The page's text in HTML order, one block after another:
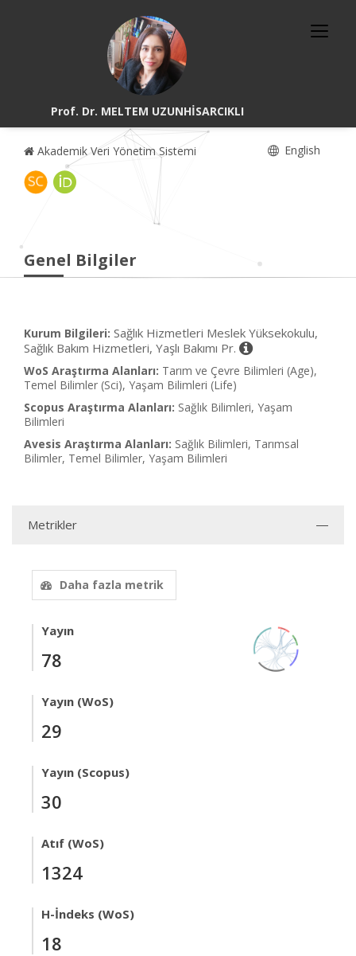
Prof. Dr. MELTEM UZUNHİSARCIKLI
Akademik Veri Yönetim Sistemi English
Genel Bilgiler
Kurum Bilgileri: Sağlık Hizmetleri Meslek Yüksekokulu,
Sağlık Bakım Hizmetleri, Yaşlı Bakımı Pr.
WoS Araştırma Alanları: Tarım ve Çevre Bilimleri (Age),
Temel Bilimler (Sci), Yaşam Bilimleri (Life)
Scopus Araştırma Alanları: Sağlık Bilimleri, Yaşam
Bilimleri
Avesis Araştırma Alanları: Sağlık Bilimleri, Tarımsal
Bilimler, Temel Bilimler, Yaşam Bilimleri
Metrikler
Daha fazla metrik
Yayın
78
Yayın (WoS)
29
Yayın (Scopus)
30
Atıf (WoS)
1324
H-İndeks (WoS)
18